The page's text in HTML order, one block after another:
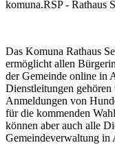
komuna.RSP - Rathaus
Das Komuna Rathaus
ermöglicht allen
der Gemeinde online in
Dienstleitungen
Anmeldungen von
für die kommenden
können aber auch alle
Gemeindeverwaltung in